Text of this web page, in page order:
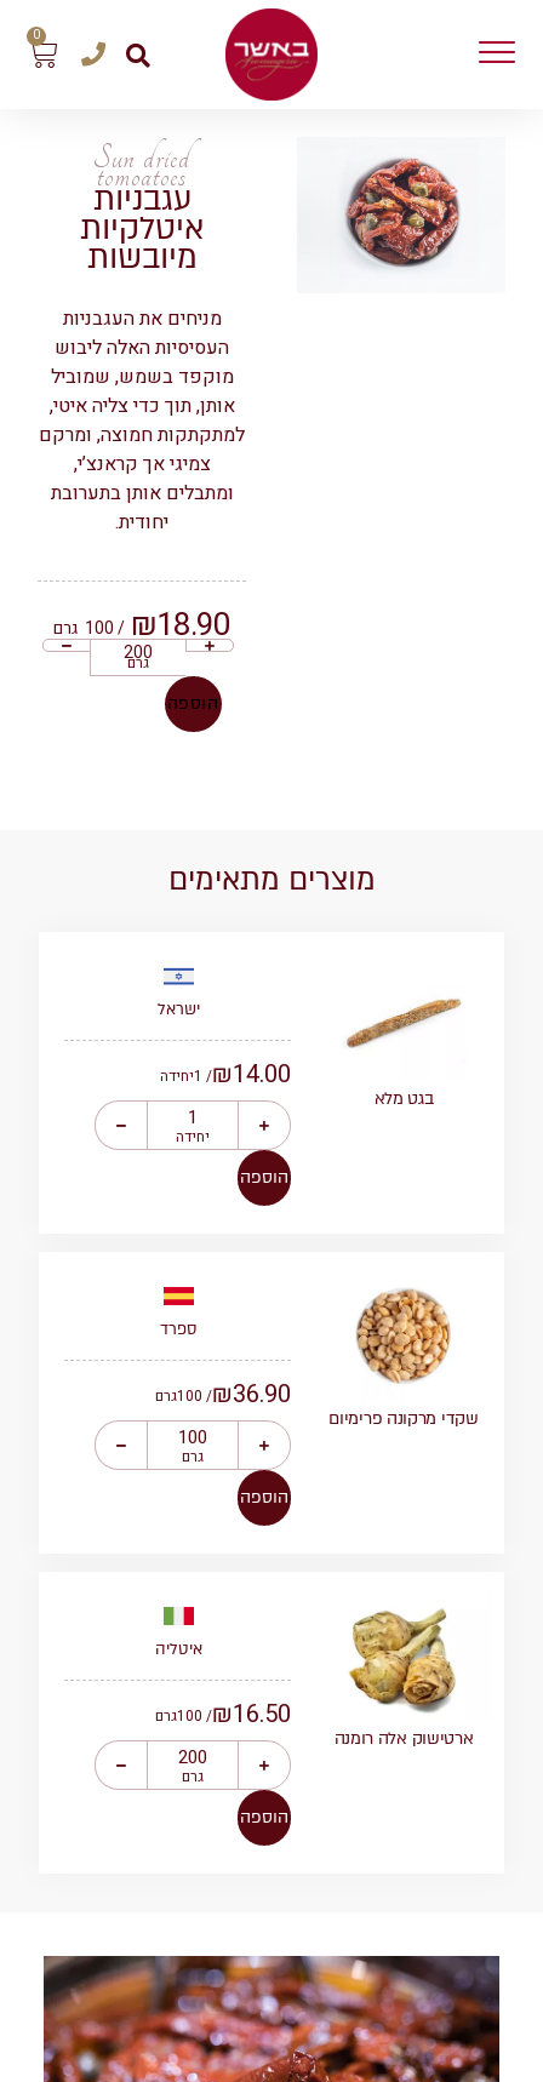
0
Sun dried
tomoatoes
עגבניות
איטלקיות
מיובשות
מניחים את העגבניות
העסיסיות האלה ליבוש
מוקפד בשמש, שמוביל
אותן, תוך כדי צליה איטי,
למתקתקות חמוצה, ומרקם
צמיגי אך קראנצ’י,
ומתבלים אותן בתערובת
יחודית.
₪18.90
/ 100 גרם
גרם
הוספה
מוצרים מתאימים
בגט מלא
ישראל
₪14.00
/ 1 יחידה
יחידה
הוספה
שקדי מרקונה פרימיום
ספרד
₪36.90
/ 100 גרם
גרם
הוספה
ארטישוק אלה רומנה
איטליה
₪16.50
/ 100 גרם
גרם
הוספה